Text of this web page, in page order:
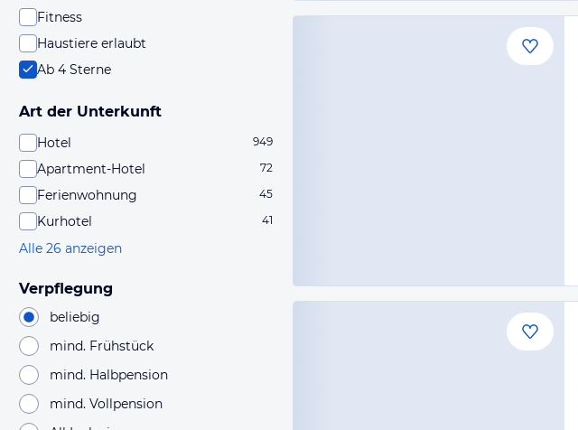
Fitness
Haustiere erlaubt
Ab 4 Sterne
Art der Unterkunft
Hotel 949
Apartment-Hotel 72
Ferienwohnung 45
Kurhotel 41
Alle 26 anzeigen
Verpflegung
beliebig
mind. Frühstück
mind. Halbpension
mind. Vollpension